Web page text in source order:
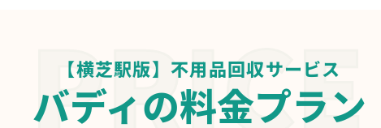
【横芝駅版】不用品回収サービス
バディの料金プラン